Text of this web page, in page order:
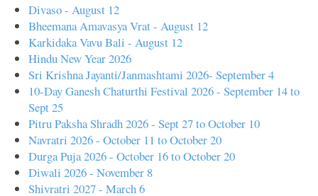
Divaso - August 12
Bheemana Amavasya Vrat - August 12
Karkidaka Vavu Bali - August 12
Hindu New Year 2026
Sri Krishna Jayanti/Janmashtami 2026- September 4
10-Day Ganesh Chaturthi Festival 2026 - September 14 to
Sept 25
Pitru Paksha Shradh 2026 - Sept 27 to October 10
Navratri 2026 - October 11 to October 20
Durga Puja 2026 - October 16 to October 20
Diwali 2026 - November 8
Shivratri 2027 - March 6